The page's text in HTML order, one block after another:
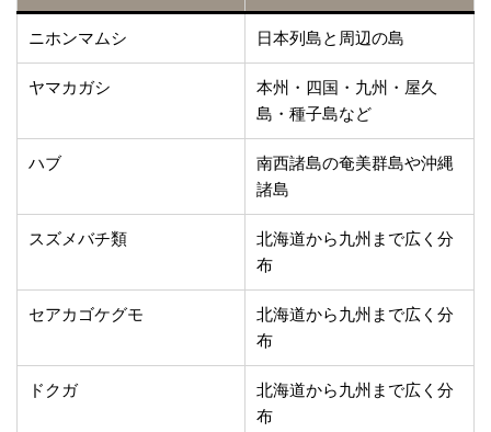
ニホンマムシ 日本列島と周辺の島
ヤマカガシ
本州・四国・九州・屋久
島・種子島など
ハブ
南西諸島の奄美群島や沖縄
諸島
スズメバチ類
北海道から九州まで広く分
布
セアカゴケグモ
北海道から九州まで広く分
布
ドクガ
北海道から九州まで広く分
布